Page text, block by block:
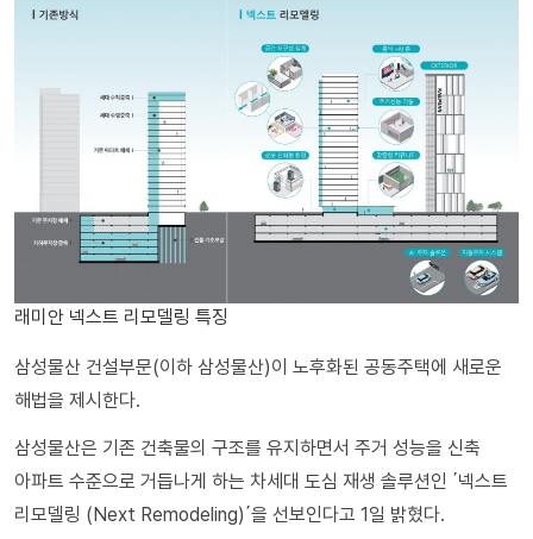
래미안 넥스트 리모델링 특징
삼성물산 건설부문(이하 삼성물산)이 노후화된 공동주택에 새로운
해법을 제시한다.
삼성물산은 기존 건축물의 구조를 유지하면서 주거 성능을 신축
아파트 수준으로 거듭나게 하는 차세대 도심 재생 솔루션인 ΄넥스트
리모델링 (Next Remodeling)΄을 선보인다고 1일 밝혔다.